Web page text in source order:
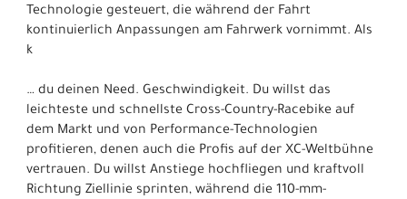
Technologie gesteuert, die während der Fahrt
kontinuierlich Anpassungen am Fahrwerk vornimmt. Als
k
… du deinen Need. Geschwindigkeit. Du willst das
leichteste und schnellste Cross-Country-Racebike auf
dem Markt und von Performance-Technologien
profitieren, denen auch die Profis auf der XC-Weltbühne
vertrauen. Du willst Anstiege hochfliegen und kraftvoll
Richtung Ziellinie sprinten, während die 110-mm-